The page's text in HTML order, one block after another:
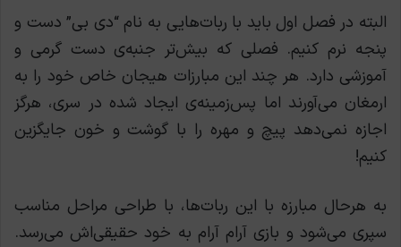
البته در فصل اول باید با ربات‌هایی به نام “دی بی” دست و
پنجه نرم کنیم. فصلی که بیش‌تر جنبه‌ی دست گرمی و
آموزشی دارد. هر چند این مبارزات هیجان خاص خود را به
ارمغان می‌آورند اما پس‌زمینه‌ی ایجاد شده در سری، هرگز
اجازه نمی‌دهد پیچ و مهره را با گوشت و خون جایگزین
کنیم!
به هرحال مبارزه با این ربات‌ها، با طراحی مراحل مناسب
سپری می‌شود و بازی آرام آرام به خود حقیقی‌اش می‌رسد.